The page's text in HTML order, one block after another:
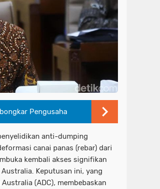
Pengusaha
anti-dumping
canai panas (rebar) dari
kembali akses signifikan
Keputusan ini, yang
(ADC), membebaskan